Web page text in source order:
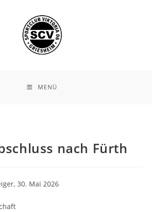
MENÜ
nach Fürth
30. Mai 2026